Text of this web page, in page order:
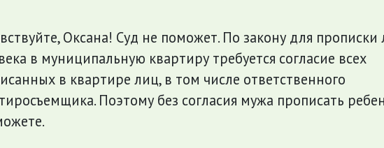
Оксана! Суд не поможет. По закону для прописки
в муниципальную квартиру требуется согласие всех
в квартире лиц, в том числе ответственного
Поэтому без согласия мужа прописать